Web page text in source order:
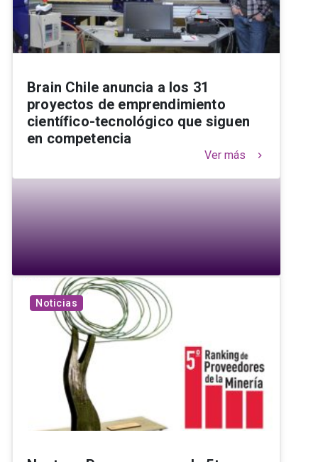
Brain Chile anuncia a los 31
proyectos de emprendimiento
científico-tecnológico que siguen
en competencia
Ver más keyboard_arrow_right
Noticias